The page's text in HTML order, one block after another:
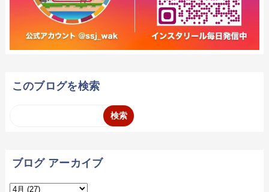
このブログを検索
ブログ アーカイブ